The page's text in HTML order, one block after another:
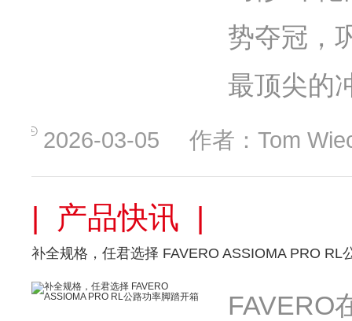
势夺冠，
最顶尖的
2026-03-05 作者：Tom
| 产品快讯 |
补全规格，任君选择 FAVERO ASSIOMA PRO RL
FAVERO